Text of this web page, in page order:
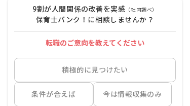
9割が人間関係の改善を実感 （社内調べ）
保育士バンク！に相談しませんか？
転職のご意向を教えてください
積極的に見つけたい
条件が合えば 今は情報収集のみ